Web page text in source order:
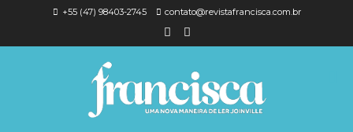
+55 (47) 98403-2745 contato@revistafrancisca.com.br